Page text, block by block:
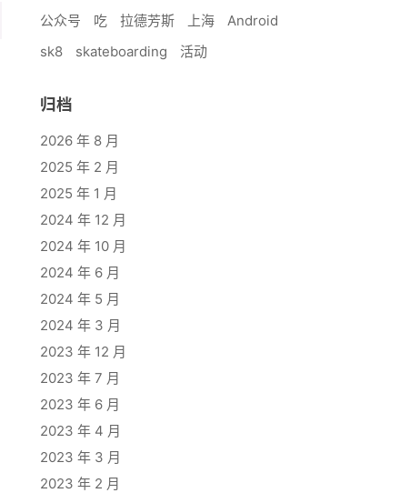
公众号
吃 拉德芳斯 上海
Android
sk8
skateboarding 活动
归档
2026 年 8 月
2025 年 2 月
2025 年 1 月
2024 年 12 月
2024 年 10 月
2024 年 6 月
2024 年 5 月
2024 年 3 月
2023 年 12 月
2023 年 7 月
2023 年 6 月
2023 年 4 月
2023 年 3 月
2023 年 2 月